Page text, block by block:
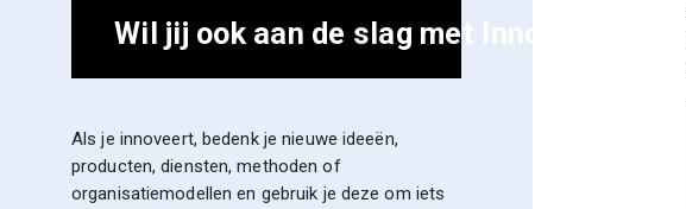
Wil jij ook aan de slag met Innoveren
Als je innoveert, bedenk je nieuwe ideeën,
producten, diensten, methoden of
organisatiemodellen en gebruik je deze om iets